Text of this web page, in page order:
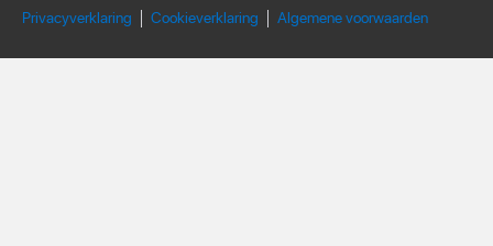
Privacyverklaring
Cookieverklaring Algemene voorwaarden